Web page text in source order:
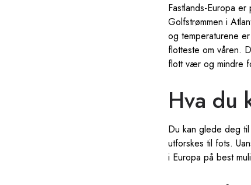
Fastlands-Europa
Golfstrømmen i
og temperaturene
flotteste om våren.
flott vær og mindre
Hva du
Du kan glede deg
utforskes til fots.
i Europa på best